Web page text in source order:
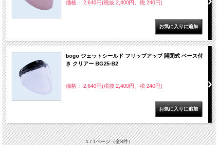
価格： 2,640円(税抜 2,400円、税 240円)
bogo ジェットシールド フリップアップ 開閉式 ベース付
き クリアー BG25-B2
価格： 2,640円(税抜 2,400円、税 240円)
1 / 1ページ（全8件）